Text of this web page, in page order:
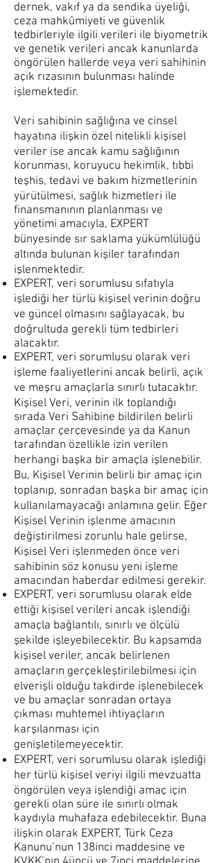
dernek, vakıf ya da sendika üyeliği,
ceza mahkûmiyeti ve güvenlik
tedbirleriyle ilgili verileri ile biyometrik
ve genetik verileri ancak kanunlarda
öngörülen hallerde veya veri sahihinin
açık rızasının bulunması halinde
işlemektedir.
Veri sahibinin sağlığına ve cinsel
hayatına ilişkin özel nitelikli kişisel
veriler ise ancak kamu sağlığının
korunması, koruyucu hekimlik, tıbbi
teşhis, tedavi ve bakım hizmetlerinin
yürütülmesi, sağlık hizmetleri ile
finansmanının planlanması ve
yönetimi amacıyla, EXPERT
bünyesinde sır saklama yükümlülüğü
altında bulunan kişiler tarafından
işlenmektedir.
EXPERT, veri sorumlusu sıfatıyla
işlediği her türlü kişisel verinin doğru
ve güncel olmasını sağlayacak, bu
doğrultuda gerekli tüm tedbirleri
alacaktır.
EXPERT, veri sorumlusu olarak veri
işleme faaliyetlerini ancak belirli, açık
ve meşru amaçlarla sınırlı tutacaktır.
Kişisel Veri, verinin ilk toplandığı
sırada Veri Sahibine bildirilen belirli
amaçlar çerçevesinde ya da Kanun
tarafından özellikle izin verilen
herhangi başka bir amaçla işlenebilir.
Bu, Kişisel Verinin belirli bir amaç için
toplanıp, sonradan başka bir amaç için
kullanılamayacağı anlamına gelir. Eğer
Kişisel Verinin işlenme amacının
değiştirilmesi zorunlu hale gelirse,
Kişisel Veri işlenmeden önce veri
sahibinin söz konusu yeni işleme
amacından haberdar edilmesi gerekir.
EXPERT, veri sorumlusu olarak elde
ettiği kişisel verileri ancak işlendiği
amaçla bağlantılı, sınırlı ve ölçülü
şekilde işleyebilecektir. Bu kapsamda
kişisel veriler, ancak belirlenen
amaçların gerçekleştirilebilmesi için
elverişli olduğu takdirde işlenebilecek
ve bu amaçlar sonradan ortaya
çıkması muhtemel ihtiyaçların
karşılanması için
genişletilemeyecektir.
EXPERT, veri sorumlusu olarak işlediği
her türlü kişisel veriyi ilgili mevzuatta
öngörülen veya işlendiği amaç için
gerekli olan süre ile sınırlı olmak
kaydıyla muhafaza edebilecektir. Buna
ilişkin olarak EXPERT, Türk Ceza
Kanunu’nun 138inci maddesine ve